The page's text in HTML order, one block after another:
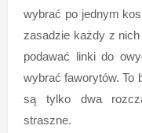
wybrać po jednym
zasadzie każdy z
podawać linki do
wybrać faworytów. To
są tylko dwa
straszne.